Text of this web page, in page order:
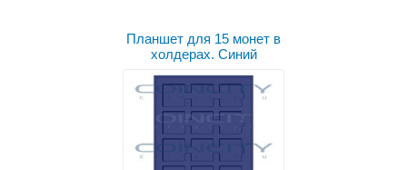
Планшет для 15 монет в
холдерах. Синий